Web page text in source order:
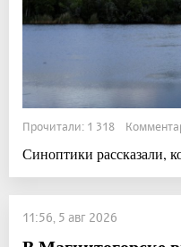
Прочитали: 1 318
Синоптики рассказали,
11:56, 5 авг 2026